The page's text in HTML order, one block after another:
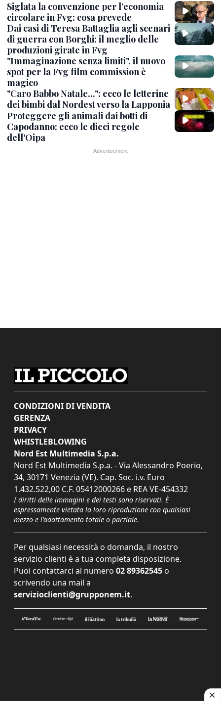
Siglata la convenzione per l’economia
circolare in Fvg: cosa prevede
Dai casi di Teresa Battaglia agli scenari
di guerra con Borghi: il meglio delle
produzioni girate in Fvg
"Immaginazione senza limiti", il nuovo
spot per la Fvg film commission è
magico
"Caro Babbo Natale...": ecco le letterine
dei bimbi dal Nordest verso la Lapponia
Proteggere gli animali dai botti di
Capodanno: ecco le dieci regole
dell'Oipa
CONDIZIONI DI VENDITA
GERENZA
PRIVACY
WHISTLEBLOWING
Nord Est Multimedia S.p.a.
Nord Est Multimedia S.p.a. - Via Alessandro Poerio,
34, 30171 Venezia (VE). Cap. Soc. i.v. Euro
1.432.522,00 C.F. 05412000266 e REA VE-454332
I diritti delle immagini e dei testi sono riservati. È
espressamente vietata la loro riproduzione con qualsiasi
mezzo e l'adattamento totale o parziale.
Per qualsiasi necessità o domanda, il nostro
servizio clienti è a tua completa disposizione.
Puoi contattarci al numero 02 89362545 o
scrivendo una mail a
servizioclienti@grupponem.it.